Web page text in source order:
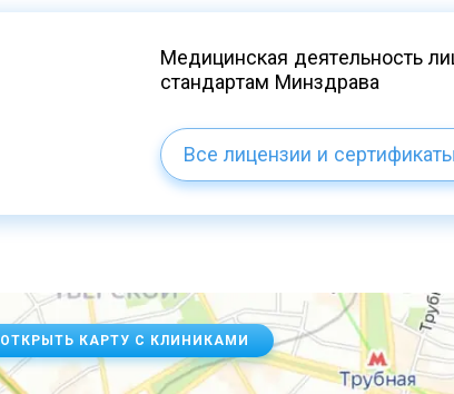
Медицинская деятельность
стандартам Минздрава
Все лицензии и сертификаты
ОТКРЫТЬ КАРТУ С КЛИНИКАМИ